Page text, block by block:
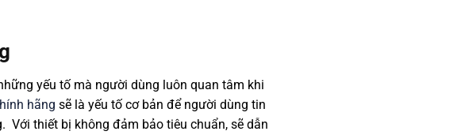
yếu tố mà người dùng luôn quan tâm khi
hãng sẽ là yếu tố cơ bản để người dùng tin
Với thiết bị không đảm bảo tiêu chuẩn, sẽ dẫn